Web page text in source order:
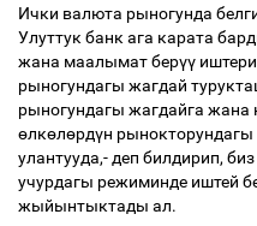
Ички валюта рыногунда
Улуттук банк ага карата
жана маалымат берүү
рыногундагы жагдай
рыногундагы жагдайга жана
өлкөлөрдүн
улантууда,- деп билдирип, биз
учурдагы режиминде иштей
жыйынтыктады ал.